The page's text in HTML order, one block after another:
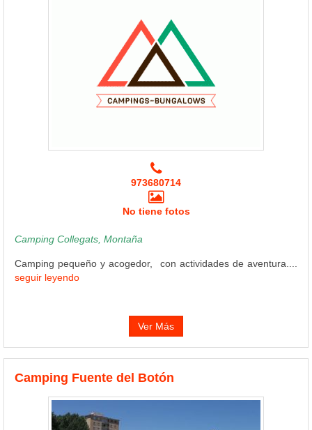
973680714
No tiene fotos
Camping Collegats, Montaña
Camping pequeño y acogedor, con actividades de aventura....
seguir leyendo
Ver Más
Camping Fuente del Botón